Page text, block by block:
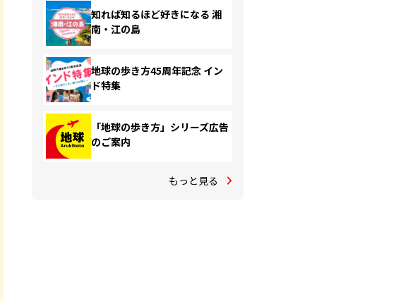
知れば知るほど好きになる 湘
南・江の島
地球の歩き方45周年記念 イン
ド特集
「地球の歩き方」シリーズ広告
のご案内
もっと見る